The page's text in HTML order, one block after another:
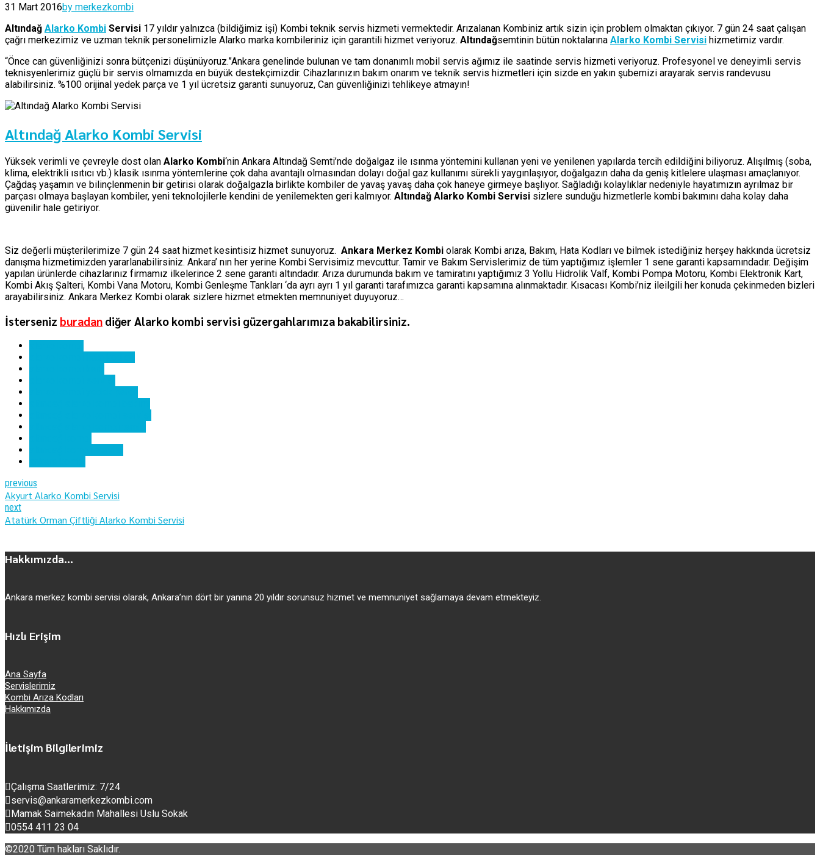
31 Mart 2016by merkezkombi
Altındağ Alarko Kombi Servisi 17 yıldır yalnızca (bildiğimiz işi) Kombi teknik servis hizmeti vermektedir. Arızalanan Kombiniz artık sizin için problem olmaktan çıkıyor. 7 gün 24 saat çalışan
çağrı merkezimiz ve uzman teknik personelimizle Alarko marka kombileriniz için garantili hizmet veriyoruz. Altındağsemtinin bütün noktalarına Alarko Kombi Servisi hizmetimiz vardır.
“Önce can güvenliğinizi sonra bütçenizi düşünüyoruz.”Ankara genelinde bulunan ve tam donanımlı mobil servis ağımız ile saatinde servis hizmeti veriyoruz. Profesyonel ve deneyimli servis
teknisyenlerimiz güçlü bir servis olmamızda en büyük destekçimizdir. Cihazlarınızın bakım onarım ve teknik servis hizmetleri için sizde en yakın şubemizi arayarak servis randevusu
alabilirsiniz. %100 orijinal yedek parça ve 1 yıl ücretsiz garanti sunuyoruz, Can güvenliğinizi tehlikeye atmayın!
Altındağ Alarko Kombi Servisi
Yüksek verimli ve çevreyle dost olan Alarko Kombi‘nin Ankara Altındağ Semti’nde doğalgaz ile ısınma yöntemini kullanan yeni ve yenilenen yapılarda tercih edildiğini biliyoruz. Alışılmış (soba,
klima, elektrikli ısıtıcı vb.) klasik ısınma yöntemlerine çok daha avantajlı olmasından dolayı doğal gaz kullanımı sürekli yaygınlaşıyor, doğalgazın daha da geniş kitlelere ulaşması amaçlanıyor.
Çağdaş yaşamın ve bilinçlenmenin bir getirisi olarak doğalgazla birlikte kombiler de yavaş yavaş daha çok haneye girmeye başlıyor. Sağladığı kolaylıklar nedeniyle hayatımızın ayrılmaz bir
parçası olmaya başlayan kombiler, yeni teknolojilerle kendini de yenilemekten geri kalmıyor. Altındağ Alarko Kombi Servisi sizlere sunduğu hizmetlerle kombi bakımını daha kolay daha
güvenilir hale getiriyor.
Siz değerli müşterilerimize 7 gün 24 saat hizmet kesintisiz hizmet sunuyoruz. Ankara Merkez Kombi olarak Kombi arıza, Bakım, Hata Kodları ve bilmek istediğiniz herşey hakkında ücretsiz
danışma hizmetimizden yararlanabilirsiniz. Ankara’ nın her yerine Kombi Servisimiz mevcuttur. Tamir ve Bakım Servislerimiz de tüm yaptığımız işlemler 1 sene garanti kapsamındadır. Değişim
yapılan ürünlerde cihazlarınız firmamız ilkelerince 2 sene garanti altındadır. Arıza durumunda bakım ve tamiratını yaptığımız 3 Yollu Hidrolik Valf, Kombi Pompa Motoru, Kombi Elektronik Kart,
Kombi Akış Şalteri, Kombi Vana Motoru, Kombi Genleşme Tankları ‘da ayrı ayrı 1 yıl garanti tarafımızca garanti kapsamına alınmaktadır. Kısacası Kombi’niz ileilgili her konuda çekinmeden bizleri
arayabilirsiniz. Ankara Merkez Kombi olarak sizlere hizmet etmekten memnuniyet duyuyoruz…
İsterseniz buradan diğer Alarko kombi servisi güzergahlarımıza bakabilirsiniz.
previous
Akyurt Alarko Kombi Servisi
next
Atatürk Orman Çiftliği Alarko Kombi Servisi
Hakkımızda...
Ankara merkez kombi servisi olarak, Ankara’nın dört bir yanına 20 yıldır sorunsuz hizmet ve memnuniyet sağlamaya devam etmekteyiz.
Hızlı Erişim
Ana Sayfa
Servislerimiz
Kombi Arıza Kodları
Hakkımızda
İletişim Bilgilerimiz
Çalışma Saatlerimiz: 7/24
servis@ankaramerkezkombi.com
Mamak Saimekadın Mahallesi Uslu Sokak
0554 411 23 04
©2020 Tüm hakları Saklıdır.